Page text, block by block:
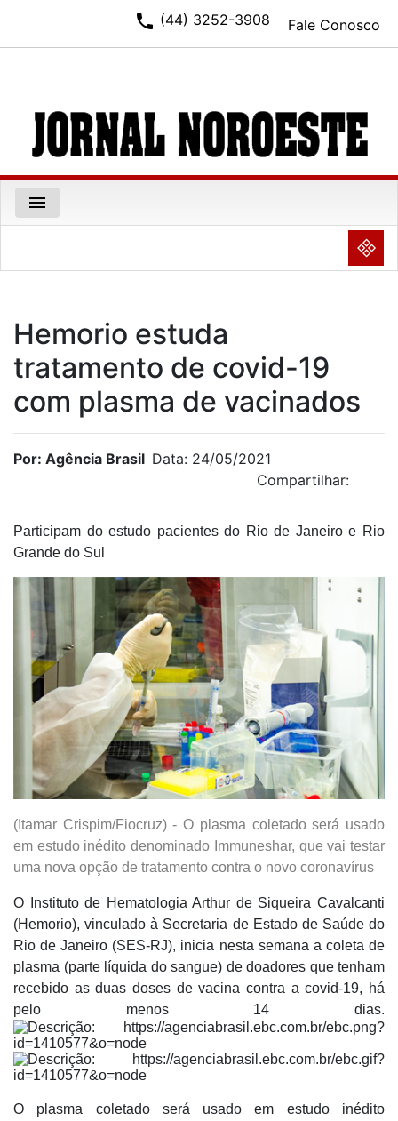
Fale Conosco
phone (44) 3252-3908
menu
NULL
Hemorio estuda
tratamento de covid-19
com plasma de vacinados
Por: Agência Brasil Data: 24/05/2021
Compartilhar:
Participam do estudo pacientes do Rio de Janeiro e Rio
Grande do Sul
(Itamar Crispim/Fiocruz) - O plasma coletado será usado
em estudo inédito denominado Immuneshar, que vai testar
uma nova opção de tratamento contra o novo coronavírus
O Instituto de Hematologia Arthur de Siqueira Cavalcanti
(Hemorio), vinculado à Secretaria de Estado de Saúde do
Rio de Janeiro (SES-RJ), inicia nesta semana a coleta de
plasma (parte líquida do sangue) de doadores que tenham
recebido as duas doses de vacina contra a covid-19, há
pelo menos 14 dias.
O plasma coletado será usado em estudo inédito